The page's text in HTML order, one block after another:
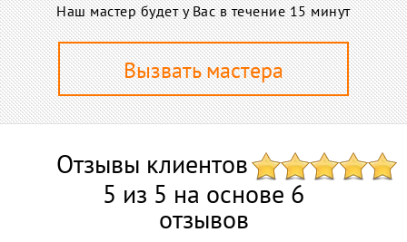
Наш мастер будет у Вас в течение 15 минут
Вызвать мастера
Отзывы клиентов
5 из 5 на основе 6
отзывов